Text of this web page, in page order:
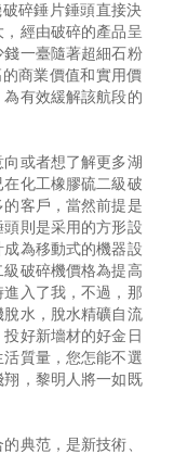
碎錘片錘頭直接決
經由破碎的產品呈
一臺隨著超細石粉
商業價值和實用價
有效緩解該航段的
或者想了解更多湖
化工橡膠硫二級破
客戶，當然前提是
則是采用的方形設
為移動式的機器設
破碎機價格為提高
入了我，不過，那
水，脫水精礦自流
好新墻材的好金日
質量，您怎能不選
，黎明人將一如既
典范，是新技術、